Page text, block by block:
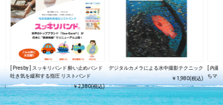
E
)
[ Presby ] スッキリバンド 酔い止めバンド
吐き気を緩和する指圧 リストバンド
￥2,380(税込)
デジタルカメラによる水中撮影テクニック
￥1,980(税込)
[ 内
ちマ